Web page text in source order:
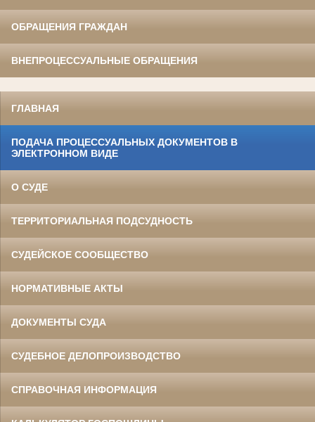
ОБРАЩЕНИЯ ГРАЖДАН
ВНЕПРОЦЕССУАЛЬНЫЕ ОБРАЩЕНИЯ
ГЛАВНАЯ
ПОДАЧА ПРОЦЕССУАЛЬНЫХ ДОКУМЕНТОВ В
ЭЛЕКТРОННОМ ВИДЕ
О СУДЕ
ТЕРРИТОРИАЛЬНАЯ ПОДСУДНОСТЬ
СУДЕЙСКОЕ СООБЩЕСТВО
НОРМАТИВНЫЕ АКТЫ
ДОКУМЕНТЫ СУДА
СУДЕБНОЕ ДЕЛОПРОИЗВОДСТВО
СПРАВОЧНАЯ ИНФОРМАЦИЯ